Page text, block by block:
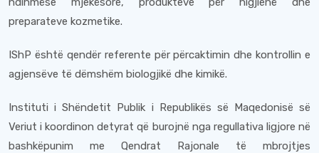
preparateve kozmetike.
IShP është qendër referente për përcaktimin dhe kontrollin e
agjensëve të dëmshëm biologjikë dhe kimikë.
Instituti i Shëndetit Publik i Republikës së Maqedonisë së
Veriut i koordinon detyrat që burojnë nga regullativa ligjore në
bashkëpunim me Qendrat Rajonale të mbrojtjes